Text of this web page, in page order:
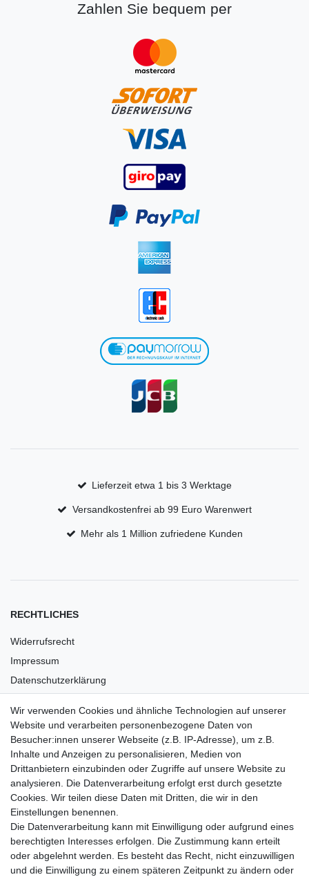
Zahlen Sie bequem per
Lieferzeit etwa 1 bis 3 Werktage
Versandkostenfrei ab 99 Euro Warenwert
Mehr als 1 Million zufriedene Kunden
RECHTLICHES
Widerrufsrecht
Impressum
Datenschutzerklärung
Versandkosten
Barrierefreiheit
Anleitungen
Vertrag widerrufen
PARTNER
DHL
GLS
Wir verwenden Cookies und ähnliche Technologien auf unserer
Website und verarbeiten personenbezogene Daten von
Besucher:innen unserer Webseite (z.B. IP-Adresse), um z.B.
Inhalte und Anzeigen zu personalisieren, Medien von
Drittanbietern einzubinden oder Zugriffe auf unsere Website zu
analysieren. Die Datenverarbeitung erfolgt erst durch gesetzte
Cookies. Wir teilen diese Daten mit Dritten, die wir in den
Einstellungen benennen.
Die Datenverarbeitung kann mit Einwilligung oder aufgrund eines
berechtigten Interesses erfolgen. Die Zustimmung kann erteilt
oder abgelehnt werden. Es besteht das Recht, nicht einzuwilligen
und die Einwilligung zu einem späteren Zeitpunkt zu ändern oder